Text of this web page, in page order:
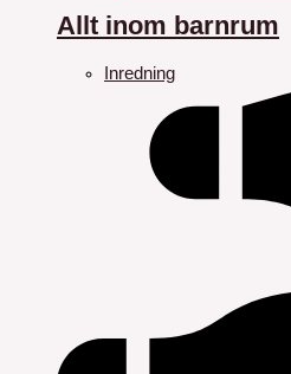
Allt inom barnrum
Inredning